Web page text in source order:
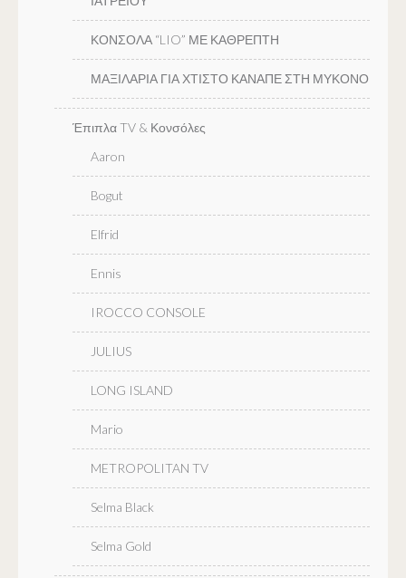
ΚΟΝΣΟΛΑ “LIO” ΜΕ ΚΑΘΡΕΠΤΗ
ΜΑΞΙΛΑΡΙΑ ΓΙΑ ΧΤΙΣΤΟ ΚΑΝΑΠΕ ΣΤΗ ΜΥΚΟΝΟ
Έπιπλα TV & Κονσόλες
Aaron
Bogut
Elfrid
Ennis
IROCCO CONSOLE
JULIUS
LONG ISLAND
Mario
METROPOLITAN TV
Selma Black
Selma Gold